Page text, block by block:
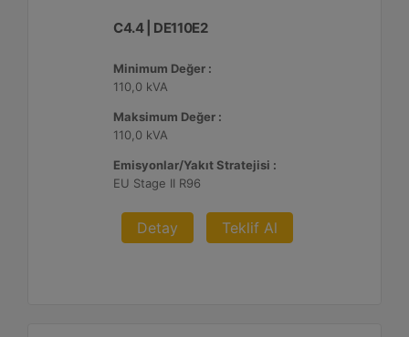
C4.4 | DE110E2
Minimum Değer :
110,0 kVA
Maksimum Değer :
110,0 kVA
Emisyonlar/Yakıt Stratejisi :
EU Stage II R96
Detay Teklif Al